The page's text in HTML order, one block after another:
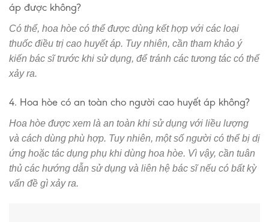
áp được không?
Có thể, hoa hòe có thể được dùng kết hợp với các loại
thuốc điều trị cao huyết áp. Tuy nhiên, cần tham khảo ý
kiến bác sĩ trước khi sử dụng, để tránh các tương tác có thể
xảy ra.
4. Hoa hòe có an toàn cho người cao huyết áp không?
Hoa hòe được xem là an toàn khi sử dụng với liều lượng
và cách dùng phù hợp. Tuy nhiên, một số người có thể bị dị
ứng hoặc tác dụng phụ khi dùng hoa hòe. Vì vậy, cần tuân
thủ các hướng dẫn sử dụng và liên hệ bác sĩ nếu có bất kỳ
vấn đề gì xảy ra.